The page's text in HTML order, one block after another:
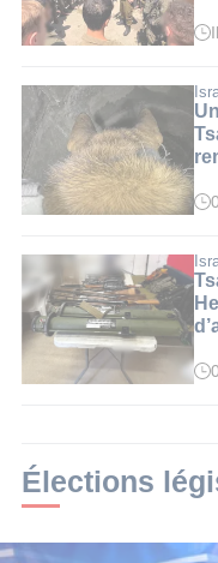
:
3
min.
:
3
Élections